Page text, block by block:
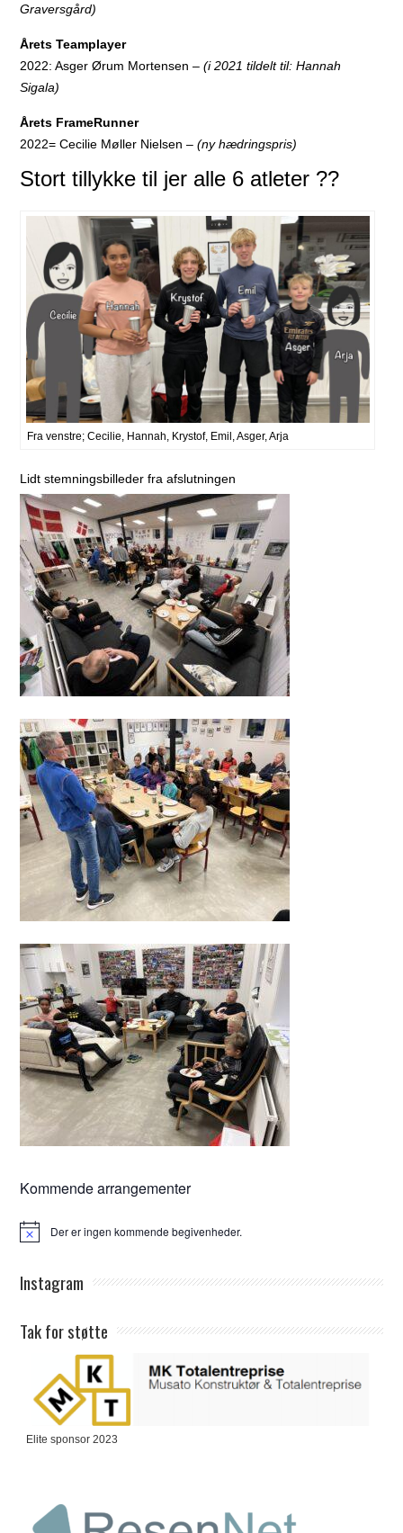
Graversgård)
Årets Teamplayer
2022: Asger Ørum Mortensen – (i 2021 tildelt til:Hannah
Sigala)
Årets FrameRunner
2022= Cecilie Møller Nielsen– (ny hædringspris)
Stort tillykke til jer alle 6 atleter ??
Fra venstre; Cecilie, Hannah, Krystof, Emil, Asger, Arja
Lidt stemningsbilleder fra afslutningen
Kommende arrangementer
Notice Der er ingen kommende begivenheder.
Instagram
Tak for støtte
Elite sponsor 2023